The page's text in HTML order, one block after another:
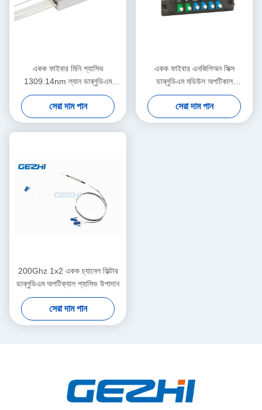
একক ফাইবার মিনি প্যাসিভ
1309.14nm ল্যান ডাব্লুডিএম
মডিউল
সেরা দাম পান
একক ফাইবার এনজিপিঅন সিক্স
ডাব্লুডিএম মডিউল অপটিকাল
মাল্টিপ্লেক্সার
সেরা দাম পান
200Ghz 1x2 একক চ্যানেল ফিল্টার
ডাব্লুডিএম অপটিক্যাল প্যাসিভ উপাদান
সেরা দাম পান